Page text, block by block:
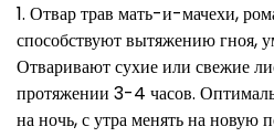
Отвар трав мать-и-мачехи,
способствуют вытяжению гноя,
Отваривают сухие или свежие
протяжении 3-4 часов.
на ночь, с утра менять на новую